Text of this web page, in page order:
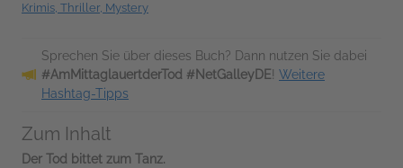
Krimis, Thriller, Mystery
Sprechen Sie über dieses Buch? Dann nutzen Sie dabei
#AmMittaglauertderTod #NetGalleyDE! Weitere
Hashtag-Tipps
Zum Inhalt
Der Tod bittet zum Tanz.